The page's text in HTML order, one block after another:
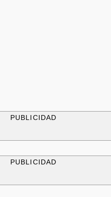
PUBLICIDAD
PUBLICIDAD